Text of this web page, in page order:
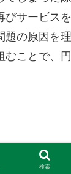
びサービス
題の原因を
むことで、
ニの予約
検索